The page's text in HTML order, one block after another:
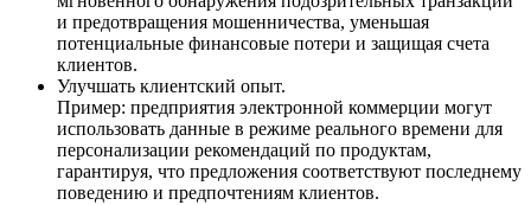
и предотвращения мошенничества, уменьшая
потенциальные финансовые потери и защищая счета
клиентов.
Улучшать клиентский опыт.
Пример: предприятия электронной коммерции могут
использовать данные в режиме реального времени для
персонализации рекомендаций по продуктам,
гарантируя, что предложения соответствуют последнему
поведению и предпочтениям клиентов.